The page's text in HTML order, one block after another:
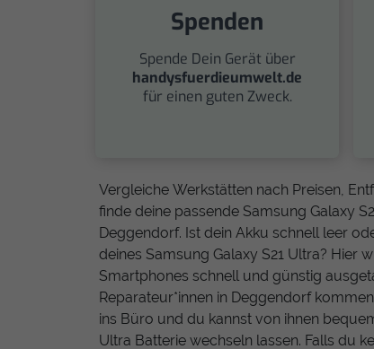
Spenden
Spende Dein Gerät über
handysfuerdieumwelt.de
für einen guten Zweck.
Vergleiche Werkstätten nach Preisen,
finde deine passende Samsung Galaxy
Deggendorf. Ist dein Akku schnell leer
deines Samsung Galaxy S21 Ultra? Hier
Smartphones schnell und günstig
Reparateur*innen in Deggendorf
ins Büro und du kannst von ihnen
Ultra Batterie wechseln lassen. Falls du